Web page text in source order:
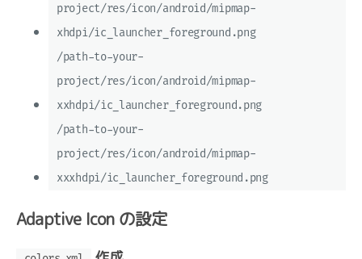
project/res/icon/android/mipmap-
xhdpi/ic_launcher_foreground.png
/path-to-your-
project/res/icon/android/mipmap-
xxhdpi/ic_launcher_foreground.png
/path-to-your-
project/res/icon/android/mipmap-
xxxhdpi/ic_launcher_foreground.png
Adaptive Icon の設定